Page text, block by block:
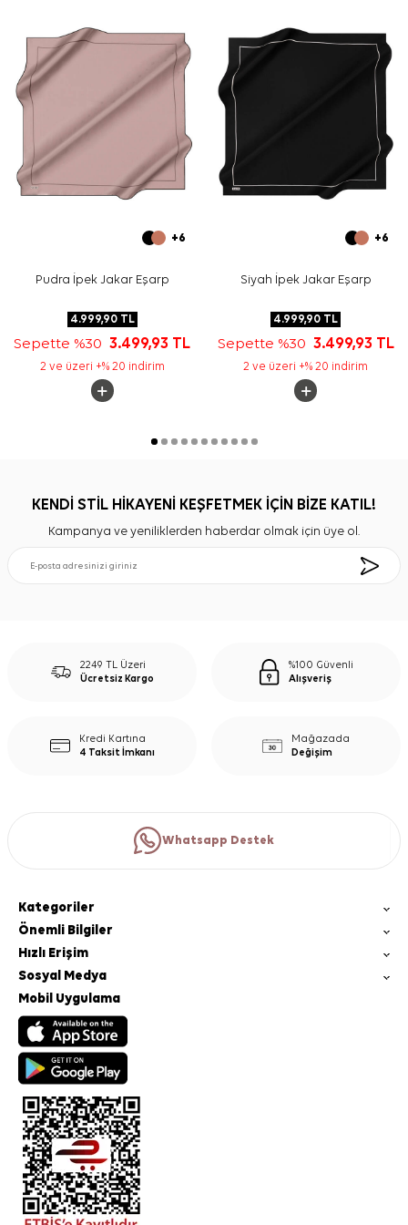
Maksimum 30°C sıcaklıkta yıkayınız, çamaşır suyu
kullanmayınız ve sıkma işlemi yapmayınız. Yıkama ve
bakım için ürün etiketindeki talimatları izleyiniz. 30°C'yi
aşmayan hassas yıkamalarda ipek eşarp dokusunu
korumaya yardımcı olması için
Aker İpek Eşarp Şampuanı
tercih edebilirsiniz.
Sıkça Sorulan Sorular
Bu eşarp hangi kumaştan üretilmiştir?
Ölçüsü nedir?
Nasıl kombinlenir?
+6
Pudra İpek Jakar Eşarp
4.999,90TL
Sepette %303.499,93 TL
2 ve üzeri +% 20 indirim
+6
Siyah İpek Jakar Eşarp
4.999,90 TL
Sepette %30 3.499,93 TL
2 ve üzeri +% 20 indirim
KENDİ STİL HİKAYENİ KEŞFETMEK İÇİN BİZE KATIL!
Kampanya ve yeniliklerden haberdar olmak için üye ol.
2249 TL Üzeri
Ücretsiz Kargo
%100 Güvenli
Alışveriş
Kredi Kartına
4 Taksit İmkanı
Mağazada
Değişim
Whatsapp Destek
Kategoriler
Önemli Bilgiler
Hızlı Erişim
Sosyal Medya
Mobil Uygulama